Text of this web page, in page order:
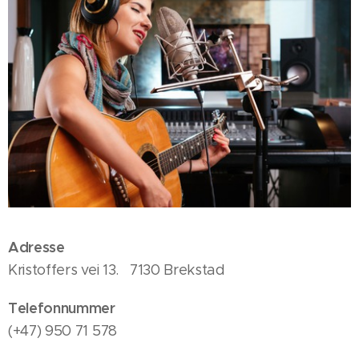
Adresse
Kristoffers vei 13. 7130 Brekstad
Telefonnummer
(+47) 950 71 578